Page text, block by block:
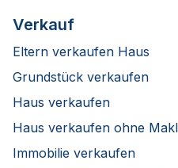
Verkauf
Eltern verkaufen Haus
Grundstück verkaufen
Haus verkaufen
Haus verkaufen ohne
Immobilie verkaufen